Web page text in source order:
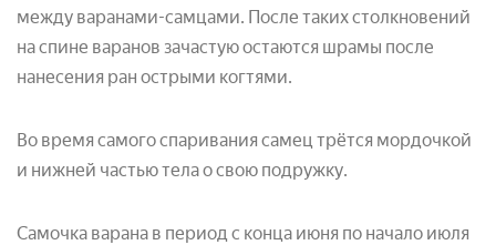
между варанами-самцами. После таких столкновений
на спине варанов зачастую остаются шрамы после
нанесения ран острыми когтями.
Во время самого спаривания самец трётся мордочкой
и нижней частью тела о свою подружку.
Самочка варана в период с конца июня по начало июля